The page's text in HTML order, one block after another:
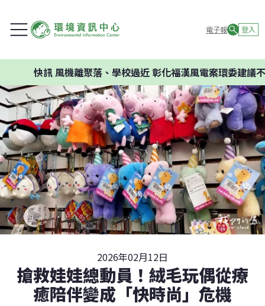
電子報 登入
風機離聚落、學校過近 彰化福漢風電案環委建議不應開發
2026年02月12日
搶救娃娃總動員！絨毛玩偶從療
癒陪伴變成「快時尚」危機